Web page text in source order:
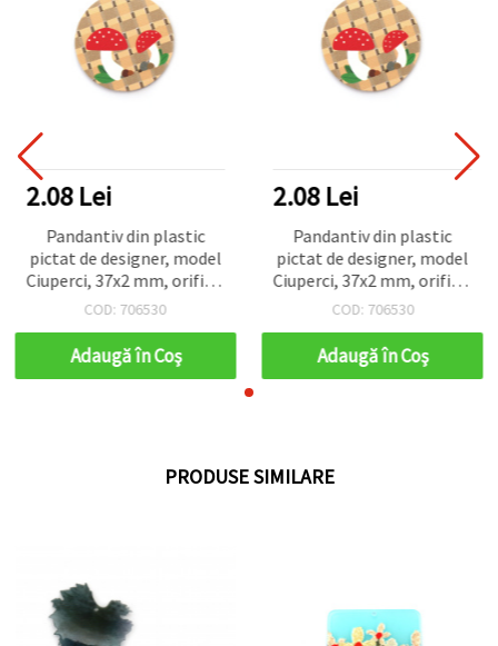
2.08 Lei
Pandantiv din plastic
pictat de designer, model
Ciuperci, 37x2 mm, orificiu
1 mm, pentru bijuterii
COD: 706530
Adaugă în Coş
2.08 Lei
Pandantiv din plastic
pictat de designer, model
Ciuperci, 37x2 mm, orificiu
1 mm, pentru bijuterii
COD: 706530
Adaugă în Coş
PRODUSE SIMILARE